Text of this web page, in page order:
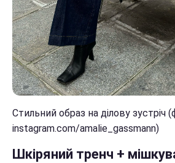
Стильний образ на ділову зустріч
instagram.com/amalie_gassmann)
Шкіряний тренч +